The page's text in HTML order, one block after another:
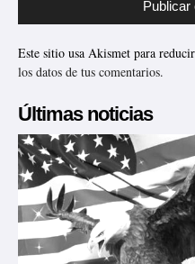
Este sitio usa Akismet para
los datos de tus comentarios.
Últimas noticias